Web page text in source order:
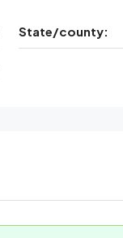
State/county: